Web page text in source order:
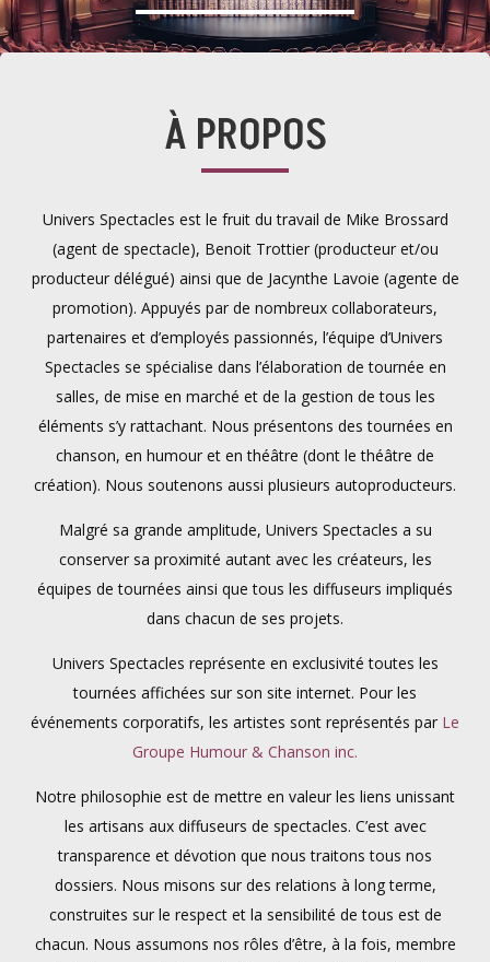
À PROPOS
Univers Spectacles est le fruit du travail de Mike Brossard
(agent de spectacle), Benoit Trottier (producteur et/ou
producteur délégué) ainsi que de Jacynthe Lavoie (agente de
promotion). Appuyés par de nombreux collaborateurs,
partenaires et d’employés passionnés, l’équipe d’Univers
Spectacles se spécialise dans l’élaboration de tournée en
salles, de mise en marché et de la gestion de tous les
éléments s’y rattachant. Nous présentons des tournées en
chanson, en humour et en théâtre (dont le théâtre de
création). Nous soutenons aussi plusieurs autoproducteurs.
Malgré sa grande amplitude, Univers Spectacles a su
conserver sa proximité autant avec les créateurs, les
équipes de tournées ainsi que tous les diffuseurs impliqués
dans chacun de ses projets.
Univers Spectacles représente en exclusivité toutes les
tournées affichées sur son site internet. Pour les
événements corporatifs, les artistes sont représentés par Le
Groupe Humour & Chanson inc.
Notre philosophie est de mettre en valeur les liens unissant
les artisans aux diffuseurs de spectacles. C’est avec
transparence et dévotion que nous traitons tous nos
dossiers. Nous misons sur des relations à long terme,
construites sur le respect et la sensibilité de tous est de
chacun. Nous assumons nos rôles d’être, à la fois, membre